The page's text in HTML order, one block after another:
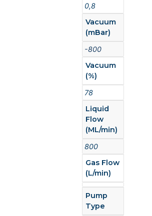
0,8
Vacuum
(mBar)
-800
Vacuum
(%)
78
Liquid
Flow
(ML/min)
800
Gas Flow
(L/min)
Pump
Type